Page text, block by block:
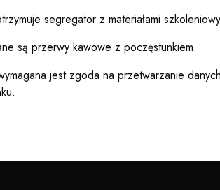
segregator z materiałami
są przerwy kawowe z poczęstunkiem.
jest zgoda na przetwarzanie